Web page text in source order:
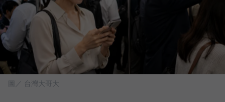
圖／ 台灣大哥大